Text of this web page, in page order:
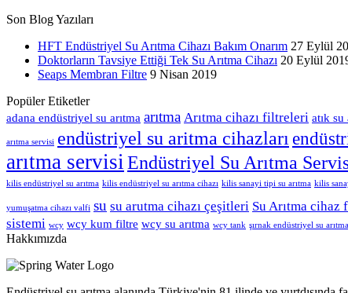
Son Blog Yazıları
HFT Endüstriyel Su Arıtma Cihazı Bakım Onarım 27 Eylül
Doktorların Tavsiye Ettiği Tek Su Arıtma Cihazı 20 Eylül
Seaps Membran Filtre 9 Nisan 2019
Popüler Etiketler
adana endüstriyel su arıtma arıtma Arıtma cihazı filtreleri atık su
arıtma servisi endüstriyel su aritma cihazları
arıtma servisi Endüstriyel Su Arıtma
kilis endüstriyel su arıtma kilis endüstriyel su arıtma cihazı kilis sanayi tipi su arıtma kilis
yumuşatma cihazı valfi su su arutma cihazı çeşitleri Su Arıtma
sistemi wcy wcy kum filtre wcy su arıtma wcy tank şırnak endüstriyel su
Hakkımızda